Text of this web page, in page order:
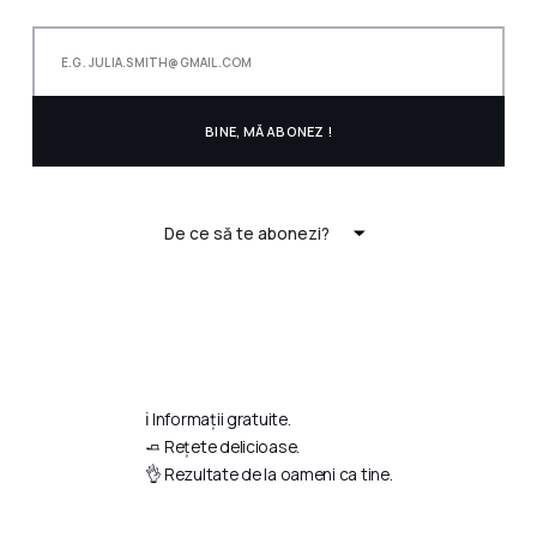
De ce să te abonezi?
ℹ️ Informații gratuite.
🧈 Rețete delicioase.
👌 Rezultate de la oameni ca tine.